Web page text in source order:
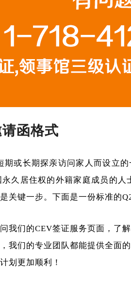
函格式
或长期探亲访问家人而设立
久居住权的外籍家庭成员的人
关键一步。下面是一份标准的
我们的CEV签证服务页面，了
我们的专业团队都能提供全面
划更加顺利！